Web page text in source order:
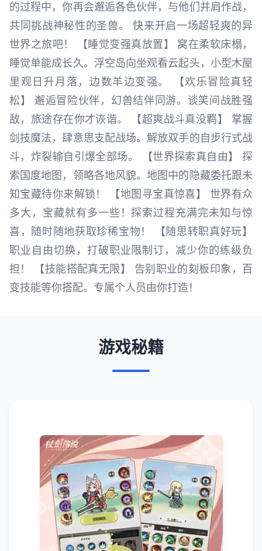
的过程中，你再会邂逅各色伙伴，与他们并肩作战，
共同挑战神秘性的圣兽。 快来开启一场超轻爽的异
世界之旅吧！ 【睡觉变强真放置】 窝在柔软床榻，
睡觉单能成长久。浮空岛向坐观看云起头，小型木屋
里观日升月落，边数羊边变强。 【欢乐冒险真轻
松】 邂逅冒险伙伴，幻兽结伴同游。谈笑间战胜强
敌，旅途存在你才诙谐。 【超爽战斗真没羁】 掌握
剑技魔法，肆意思支配战场。解放双手的自步行式战
斗，炸裂输自引爆全部场。 【世界探索真自由】 探
索国度地图，领略各地风貌。地图中的隐藏委托跟未
知宝藏待你来解锁！ 【地图寻宝真惊喜】 世界有众
多大，宝藏就有多一些！探索过程充满完未知与惊
喜，随时随地获取珍稀宝物！ 【随思转职真好玩】
职业自由切换，打破职业限制订，减少你的练级负
担！ 【技能搭配真无限】 告别职业的刻板印象，百
变技能等你搭配。专属个人员由你打造！
游戏秘籍